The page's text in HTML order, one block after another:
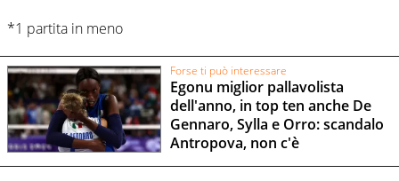
*1 partita in meno
Forse ti può interessare
Egonu miglior pallavolista
dell'anno, in top ten anche De
Gennaro, Sylla e Orro: scandalo
Antropova, non c'è